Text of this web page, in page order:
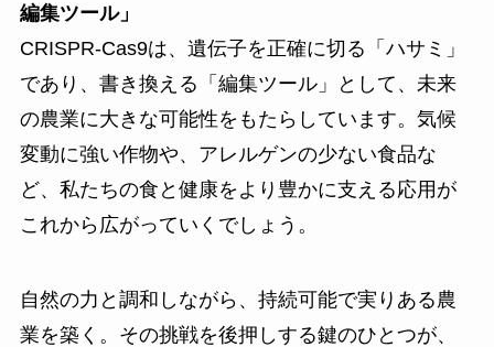
編集ツール」
CRISPR-Cas9は、遺伝子を正確に切る「ハサミ」
であり、書き換える「編集ツール」として、未来
の農業に大きな可能性をもたらしています。気候
変動に強い作物や、アレルゲンの少ない食品な
ど、私たちの食と健康をより豊かに支える応用が
これから広がっていくでしょう。
自然の力と調和しながら、持続可能で実りある農
業を築く。その挑戦を後押しする鍵のひとつが、